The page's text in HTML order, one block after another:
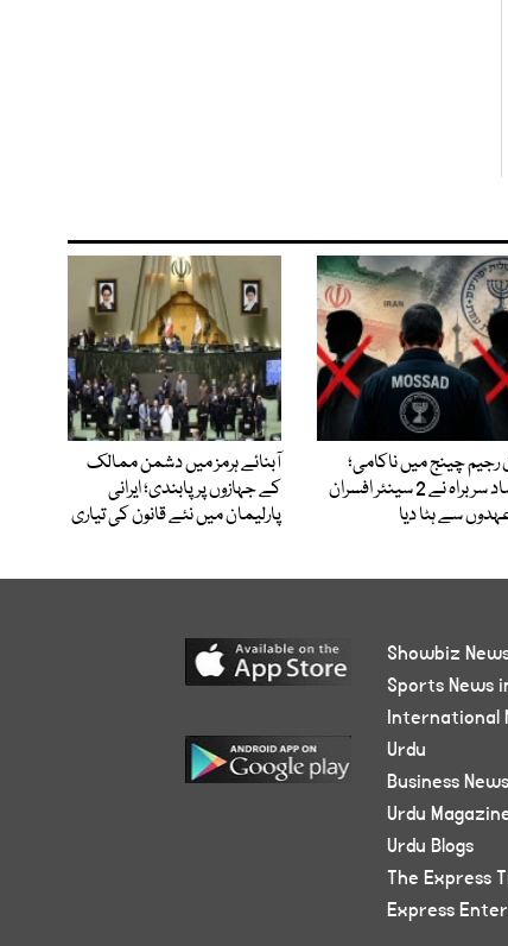
رجیم چینج میں ناکامی؛
موساد سربراہ نے 2 سینئر افسران
سے ہٹا دیا
آبنائے ہرمز میں دشمن ممالک
کے جہازوں پر پابندی؛ ایرانی
پارلیمان میں نئے قانون کی تیاری
Showbiz
Sports News
International
Urdu
Business
Urdu
Urdu Blogs
The Express
Express